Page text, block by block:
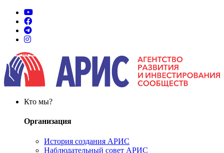
Кто мы?
Организация
История создания АРИС
Наблюдательный совет АРИС